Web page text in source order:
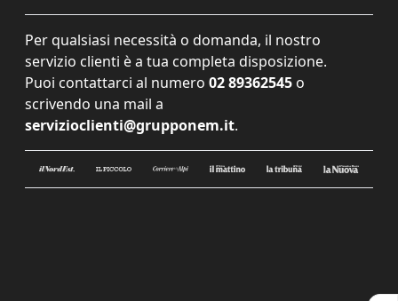
Per qualsiasi necessità o domanda, il nostro
servizio clienti è a tua completa disposizione.
Puoi contattarci al numero 02 89362545 o
scrivendo una mail a
servizioclienti@grupponem.it.